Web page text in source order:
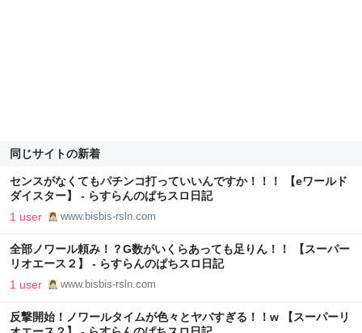
同じサイトの新着
センスがなくてもパチンコ打っていいんですか！！！ 【eワールド
ダイスター】 - らすらんのぱちスロ日記
1 user www.bisbis-rsln.com
全部ノワール頼み！？G数がいくらあっても足りん！！ 【スーパー
リオエース２】 - らすらんのぱちスロ日記
1 user www.bisbis-rsln.com
反撃開始！ノワールタイムが色々とヤバすぎる！！w 【スーパーリ